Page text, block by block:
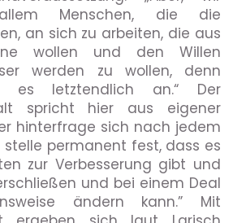
Menschen, die die
an sich zu arbeiten, die aus
wollen und den Willen
werden zu wollen, denn
es letztendlich an.“ Der
spricht hier aus eigener
hinterfrage sich nach jedem
stelle permanent fest, dass es
zur Verbesserung gibt und
und bei einem Deal
ändern kann.” Mit